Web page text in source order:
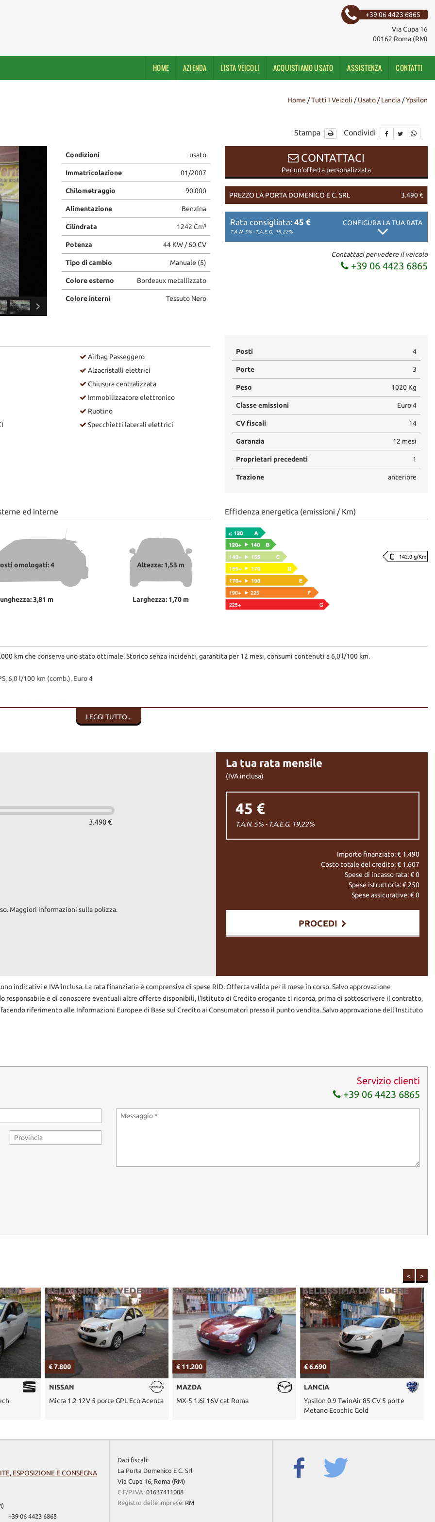
+39 06 4423 6865
Via Cupa 16
00162 Roma (RM)
HOME AZIENDA LISTA VEICOLI ACQUISTIAMO USATO ASSISTENZA CONTATTI
Home /Tutti I Veicoli /Usato /Lancia /Ypsilon
Stampa Condividi
Condizioni usato
Immatricolazione 01/2007
Chilometraggio 90.000
Alimentazione Benzina
Cilindrata 1242 Cm³
Potenza 44 KW / 60 CV
Tipo di cambio Manuale (5)
Colore esterno Bordeaux metallizzato
Colore interni Tessuto Nero
CONTATTACI
Per un'offerta personalizzata
PREZZO LA PORTA DOMENICO E C. SRL 3.490 €
Rata consigliata: 45 €
T.A.N. 5% - T.A.E.G. 19,22%
CONFIGURA LA TUA RATA
Contattaci per vedere il veicolo
+39 06 4423 6865
Airbag Passeggero
Alzacristalli elettrici
Chiusura centralizzata
Immobilizzatore elettronico
Ruotino
Specchietti laterali elettrici
Posti 4
Porte 3
Peso 1020 Kg
Classe emissioni Euro 4
CV fiscali 14
Garanzia 12 mesi
Proprietari precedenti 1
Trazione anteriore
ed interne
omologati: 4
3,81 m
Altezza: 1,53 m
Larghezza: 1,70 m
Efficienza energetica (emissioni / Km)
142.0 g/Km
km che conserva uno stato ottimale. Storico senza incidenti, garantita per 12 mesi, consumi contenuti a 6,0 l/100 km.
6,0 l/100 km (comb.), Euro 4
e le rate secondo le proprie esigenze(salvo approvazione finanziaria)--------------------------------------------------------------
O MENO DI ACCESSORI E/O OPTIONAL , NON DOVUTI ALLA NS VOLONTA' POTREBBERO ESSERE INCOMLETE O NON PRESENTI
IN QUANTO E' STATA TENUTA IN MANIERA CORRETTA ESEGUENDO TUTTI TAGLIANDI SECONDO LE INDICAZIONI DELLA CASA
IN FASE DI PRECONSEGNA ESEGUIAMO UN TAGLIANDO CHE PREVEDE I SEGUENTI LAVORI DI RIPRISTINO E PREVENZIONE
REVISIONATE CON DOCUMENTAZIONE DEI LAVORI ESEGUITI CON NOTEVOLE RISPARMIO ECONOMICO NELLA GLOBALE
PARTI USURATE.
ED E' COMPRESO NEL PREZZO DELL'AUTO A CUI VA AGGIUNTO LA SOLA SPESA DEL PASSAGGIO CON NOTEVOLE
QUALCHE GIORNO. ------------------------------------------------------------------------
LEGALE DI CONFORMITA'
A 60 MESI .
TROVERETE OLTRE 25 FOTO PER OGNI AUTO PIU' TUTTI I SERVIZI OFFERTI ALLA NS CLIENTELA.
IN VIALE DELLE PROVINCIE 186/194 E NELLA SEDE STORICA IN VIA CUPA 16/18
ANCHE TUTTE LE AUTO DEL NS FORNITO E SELEZIONATO PARCO AUTO TRA CUI SCEGLIERE LA VOSTRA AUTO SECONDO LE ESIGENZE
LEGGI TUTTO...
3.490 €
Maggiori informazioni sulla polizza.
La tua rata mensile
(IVA inclusa)
45 €
T.A.N. 5% - T.A.E.G. 19,22%
Importo finanziato: € 1.490
Costo totale del credito: € 1.607
Spese di incasso rata: €0
Spese istruttoria: € 250
Spese assicurative: €0
PROCEDI
indicativi e IVA inclusa. La rata finanziaria è comprensiva di spese RID. Offerta valida per il mese in corso. Salvo approvazione
responsabile e di conoscere eventuali altre offerte disponibili, l'Istituto di Credito erogante ti ricorda, prima di sottoscrivere il contratto,
riferimento alle Informazioni Europee di Base sul Credito ai Consumatori presso il punto vendita. Salvo approvazione dell'Instituto
Servizio clienti
+39 06 4423 6865
< >
€ 7.800
NISSAN
Micra 1.2 12V 5 porte GPL Eco Acenta
€ 11.200
MAZDA
MX-5 1.6i 16V cat Roma
€ 6.690
LANCIA
Ypsilon 0.9 TwinAir 85 CV 5 porte
Metano Ecochic Gold
ESPOSIZIONE E CONSEGNA
+39 06 4423 6865
Dati fiscali:
La Porta Domenico E C. Srl
Via Cupa 16, Roma (RM)
C.F/P.IVA: 01637411008
Registro delle imprese: RM